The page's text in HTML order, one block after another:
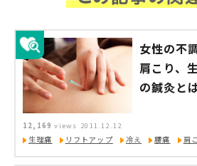
女性の不
肩こり、
の鍼灸と
12,169 views 2011.12.12
生理痛 リフトアップ 冷え 腰痛 肩